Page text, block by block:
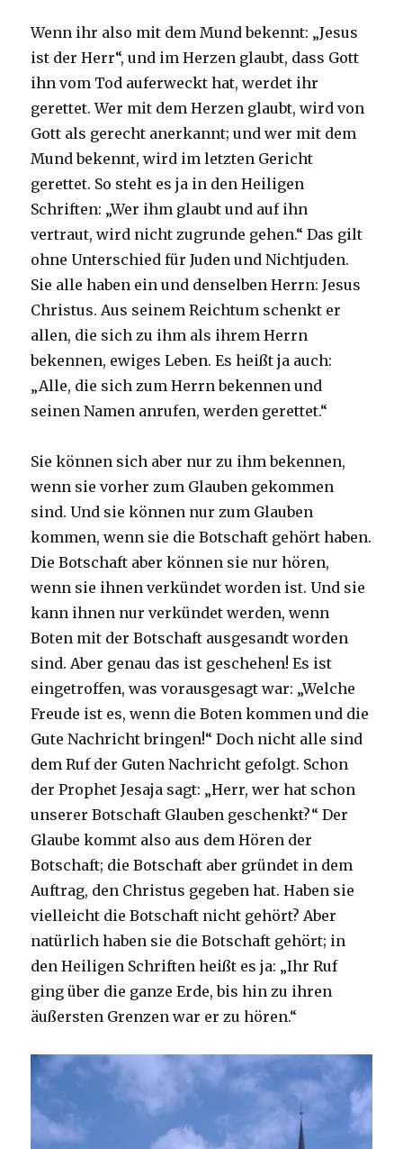
Wenn ihr also mit dem Mund bekennt: „Jesus
ist der Herr“, und im Herzen glaubt, dass Gott
ihn vom Tod auferweckt hat, werdet ihr
gerettet. Wer mit dem Herzen glaubt, wird von
Gott als gerecht anerkannt; und wer mit dem
Mund bekennt, wird im letzten Gericht
gerettet. So steht es ja in den Heiligen
Schriften: „Wer ihm glaubt und auf ihn
vertraut, wird nicht zugrunde gehen.“ Das gilt
ohne Unterschied für Juden und Nichtjuden.
Sie alle haben ein und denselben Herrn: Jesus
Christus. Aus seinem Reichtum schenkt er
allen, die sich zu ihm als ihrem Herrn
bekennen, ewiges Leben. Es heißt ja auch:
„Alle, die sich zum Herrn bekennen und
seinen Namen anrufen, werden gerettet.“
Sie können sich aber nur zu ihm bekennen,
wenn sie vorher zum Glauben gekommen
sind. Und sie können nur zum Glauben
kommen, wenn sie die Botschaft gehört haben.
Die Botschaft aber können sie nur hören,
wenn sie ihnen verkündet worden ist. Und sie
kann ihnen nur verkündet werden, wenn
Boten mit der Botschaft ausgesandt worden
sind. Aber genau das ist geschehen! Es ist
eingetroffen, was vorausgesagt war: „Welche
Freude ist es, wenn die Boten kommen und die
Gute Nachricht bringen!“ Doch nicht alle sind
dem Ruf der Guten Nachricht gefolgt. Schon
der Prophet Jesaja sagt: „Herr, wer hat schon
unserer Botschaft Glauben geschenkt?“ Der
Glaube kommt also aus dem Hören der
Botschaft; die Botschaft aber gründet in dem
Auftrag, den Christus gegeben hat. Haben sie
vielleicht die Botschaft nicht gehört? Aber
natürlich haben sie die Botschaft gehört; in
den Heiligen Schriften heißt es ja: „Ihr Ruf
ging über die ganze Erde, bis hin zu ihren
äußersten Grenzen war er zu hören.“